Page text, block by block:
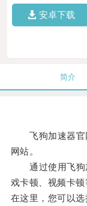
安卓下载
简介
飞狗加速器官
网站。
通过使用飞狗
戏卡顿、视频卡
在这里，您可以